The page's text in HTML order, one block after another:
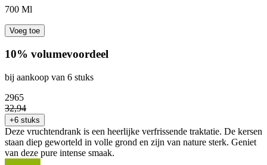
700 Ml
Voeg toe
10% volumevoordeel
bij aankoop van 6 stuks
2965
32,94
+6 stuks
Deze vruchtendrank is een heerlijke verfrissende traktatie. De kersen
staan diep geworteld in volle grond en zijn van nature sterk. Geniet
van deze pure intense smaak.